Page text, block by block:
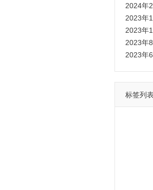
2024年
2023年
2023年
2023年
2023年
标签列表